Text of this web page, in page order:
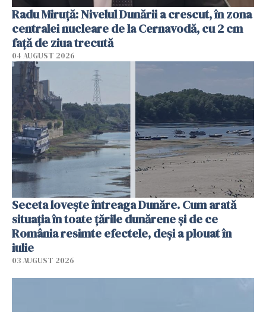
Radu Miruţă: Nivelul Dunării a crescut, în zona
centralei nucleare de la Cernavodă, cu 2 cm
faţă de ziua trecută
04 AUGUST 2026
Seceta lovește întreaga Dunăre. Cum arată
situația în toate țările dunărene și de ce
România resimte efectele, deși a plouat în
iulie
03 AUGUST 2026